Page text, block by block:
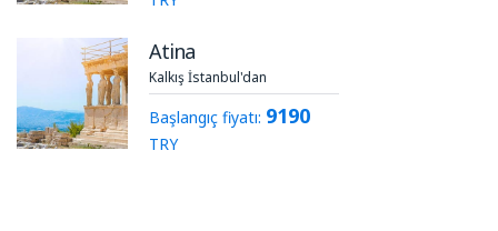
Atina
Kalkış İstanbul'dan
Başlangıç fiyatı: 9190
TRY